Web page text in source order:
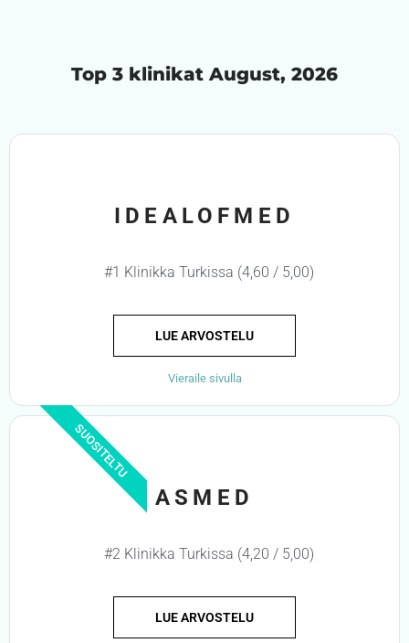
Top 3 klinikat August, 2026
IDEALOFMED
#1 Klinikka Turkissa (4,60 / 5,00)
LUE ARVOSTELU
Vieraile sivulla
SUOSITELTU
ASMED
#2 Klinikka Turkissa (4,20 / 5,00)
LUE ARVOSTELU